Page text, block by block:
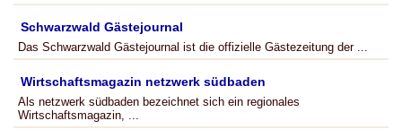
Schwarzwald Gästejournal
Das Schwarzwald Gästejournal ist die offizielle Gästezeitung der ...
Wirtschaftsmagazin netzwerk südbaden
Als netzwerk südbaden bezeichnet sich ein regionales
Wirtschaftsmagazin, ...